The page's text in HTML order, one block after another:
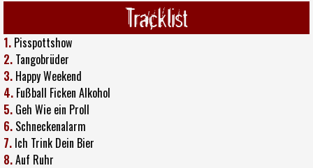
Tracklist
1. Pisspottshow
2. Tangobrüder
3. Happy Weekend
4. Fußball Ficken Alkohol
5. Geh Wie ein Proll
6. Schneckenalarm
7. Ich Trink Dein Bier
8.Auf Ruhr